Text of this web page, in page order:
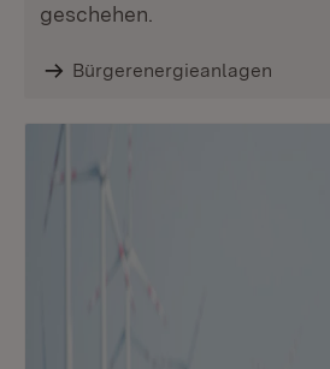
geschehen.
Bürgerenergieanlagen